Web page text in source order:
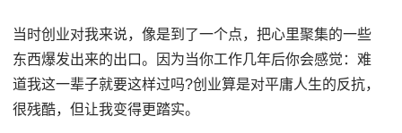
当时创业对我来说，像是到了一个点，把心里聚集的一些
东西爆发出来的出口。因为当你工作几年后你会感觉：难
道我这一辈子就要这样过吗?创业算是对平庸人生的反抗，
很残酷，但让我变得更踏实。